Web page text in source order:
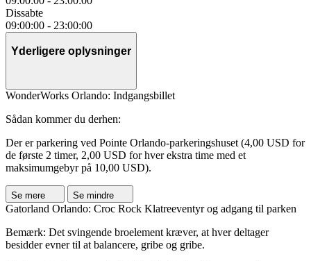
Dissabte
09:00:00 - 23:00:00
Yderligere oplysninger
WonderWorks Orlando: Indgangsbillet
Sådan kommer du derhen:
Der er parkering ved Pointe Orlando-parkeringshuset (4,00 USD for
de første 2 timer, 2,00 USD for hver ekstra time med et
maksimumgebyr på 10,00 USD).
Se mere Se mindre
Gatorland Orlando: Croc Rock Klatreeventyr og adgang til parken
Bemærk: Det svingende broelement kræver, at hver deltager
besidder evner til at balancere, gribe og gribe.